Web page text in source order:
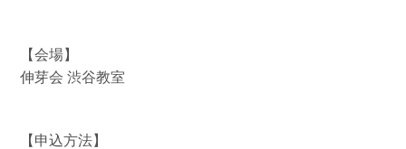
【会場】
伸芽会 渋谷教室
【申込方法】